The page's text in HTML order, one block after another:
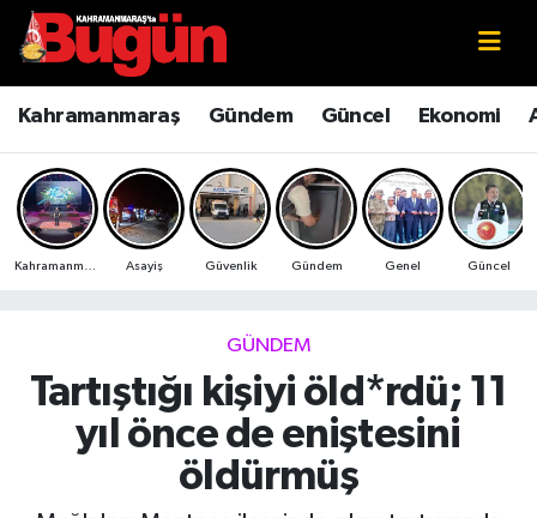
Kahramanmaraş Gündem Güncel Ekonomi
Asayiş Güvenlik Gündem Genel Güncel
GÜNDEM
Tartıştığı kişiyi öld*rdü; 11
yıl önce de eniştesini
öldürmüş
Kahramanmaraş
Kahramanmaraş Sokak Röportajları
Bilim ve Teknoloji
Çevre
Ekonomi
Genel
Kahramanmaraş Nöbetçi Eczaneler
Kahramanmaraş Hava Durumu
Kahramanmaraş Namaz Vakitleri
Kahramanmaraş Trafik Yoğunluk Haritası
Süper Lig Puan Durumu ve Fikstür
Tüm Manşetler
Son Dakika Haberleri